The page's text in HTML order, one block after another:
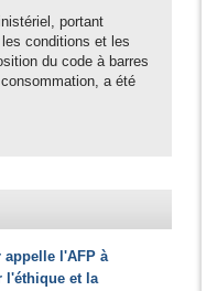
portant
conditions et les
du code à barres
a été
appelle l'AFP à
l'éthique et la